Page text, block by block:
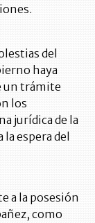
del
haya
un trámite
los
jurídica de la
espera del
a la posesión
como